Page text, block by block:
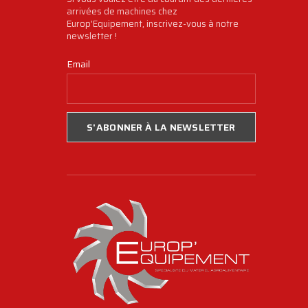
arrivées de machines chez
Europ'Equipement, inscrivez-vous à notre
newsletter !
Email